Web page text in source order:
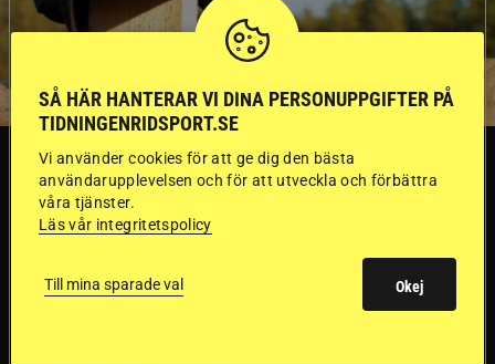
SVERIGE
Dyraste
ridhjälmarna blev
SÅ HÄR HANTERAR VI DINA PERSONUPPGIFTER PÅ
TIDNINGENRIDSPORT.SE
Vi använder cookies för att ge dig den bästa
användarupplevelsen och för att utveckla och förbättra
våra tjänster.
Läs vår integritetspolicy
Till mina sparade val Okej